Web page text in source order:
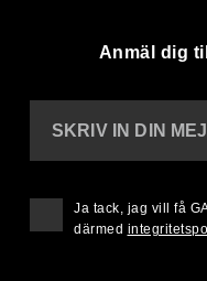
Anmäl dig
SKRIV IN DIN
Ja tack, jag vill få
därmed